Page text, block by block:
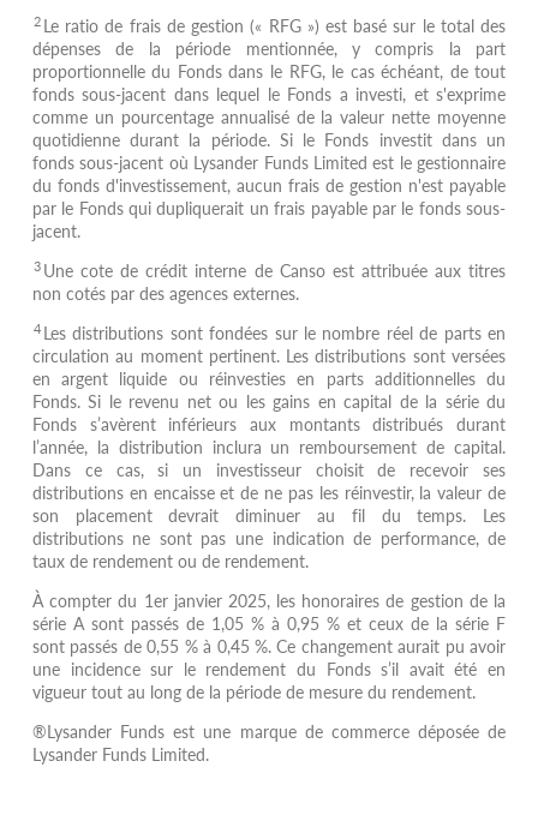
2 Le ratio de frais de gestion (« RFG ») est basé sur le total des
dépenses de la période mentionnée, y compris la part
proportionnelle du Fonds dans le RFG, le cas échéant, de tout
fonds sous-jacent dans lequel le Fonds a investi, et s'exprime
comme un pourcentage annualisé de la valeur nette moyenne
quotidienne durant la période. Si le Fonds investit dans un
fonds sous-jacent où Lysander Funds Limited est le gestionnaire
du fonds d'investissement, aucun frais de gestion n'est payable
par le Fonds qui dupliquerait un frais payable par le fonds sous-
jacent.
3 Une cote de crédit interne de Canso est attribuée aux titres
non cotés par des agences externes.
4 Les distributions sont fondées sur le nombre réel de parts en
circulation au moment pertinent. Les distributions sont versées
en argent liquide ou réinvesties en parts additionnelles du
Fonds. Si le revenu net ou les gains en capital de la série du
Fonds s’avèrent inférieurs aux montants distribués durant
l’année, la distribution inclura un remboursement de capital.
Dans ce cas, si un investisseur choisit de recevoir ses
distributions en encaisse et de ne pas les réinvestir, la valeur de
son placement devrait diminuer au fil du temps. Les
distributions ne sont pas une indication de performance, de
taux de rendement ou de rendement.
À compter du 1er janvier 2025, les honoraires de gestion de la
série A sont passés de 1,05 % à 0,95 % et ceux de la série F
sont passés de 0,55 % à 0,45 %. Ce changement aurait pu avoir
une incidence sur le rendement du Fonds s’il avait été en
vigueur tout au long de la période de mesure du rendement.
®Lysander Funds est une marque de commerce déposée de
Lysander Funds Limited.